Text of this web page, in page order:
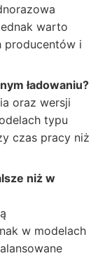
warto
producentów i
ładowaniu?
oraz wersji
typu
czas pracy niż
niż w
w modelach